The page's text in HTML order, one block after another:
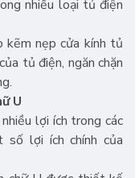
nhiều loại tủ điện
kẽm nẹp cửa kính tủ
tủ điện, ngăn chặn
U
lợi ích trong các
số lợi ích chính của